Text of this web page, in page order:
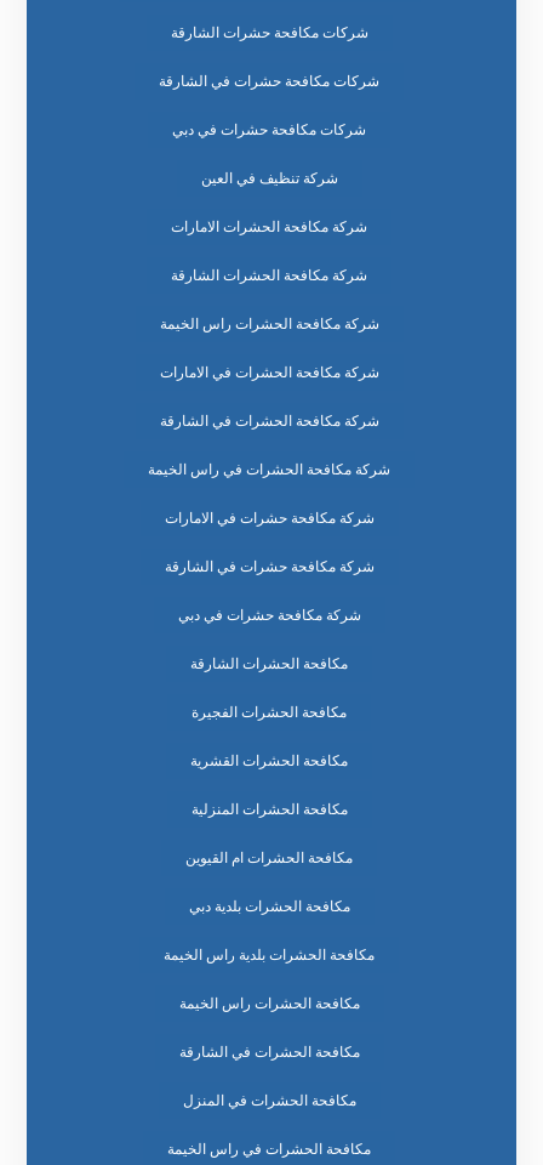
شركات مكافحة حشرات الشارقة
شركات مكافحة حشرات في الشارقة
شركات مكافحة حشرات في دبي
شركة تنظيف في العين
شركة مكافحة الحشرات الامارات
شركة مكافحة الحشرات الشارقة
شركة مكافحة الحشرات راس الخيمة
شركة مكافحة الحشرات في الامارات
شركة مكافحة الحشرات في الشارقة
شركة مكافحة الحشرات في راس الخيمة
شركة مكافحة حشرات في الامارات
شركة مكافحة حشرات في الشارقة
شركة مكافحة حشرات في دبي
مكافحة الحشرات الشارقة
مكافحة الحشرات الفجيرة
مكافحة الحشرات القشرية
مكافحة الحشرات المنزلية
مكافحة الحشرات ام القيوين
مكافحة الحشرات بلدية دبي
مكافحة الحشرات بلدية راس الخيمة
مكافحة الحشرات راس الخيمة
مكافحة الحشرات في الشارقة
مكافحة الحشرات في المنزل
مكافحة الحشرات في راس الخيمة